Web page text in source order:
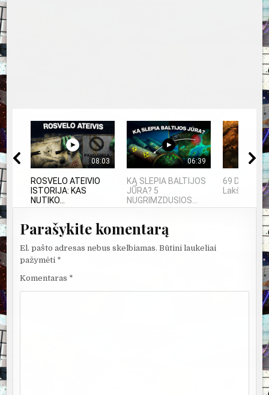
08:03
ROSVELO ATEIVIO
ISTORIJA: KAS
NUTIKO...
06:39
KĄ SLEPIA BALTIJOS
JŪRA? 5
NUGRIMZDUSIOS...
69 Danguje
Lakštutė
Parašykite komentarą
El. pašto adresas nebus skelbiamas. Būtini laukeliai
pažymėti *
Komentaras *